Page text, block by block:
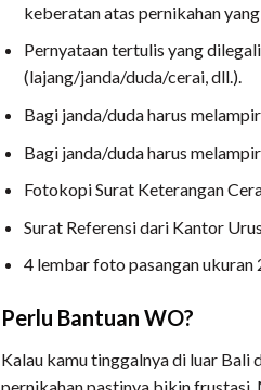
keberatan atas pernikahan
Pernyataan tertulis yang
(lajang/janda/duda/cerai, dll.).
Bagi janda/duda harus
Bagi janda/duda harus
Fotokopi Surat Keterangan
Surat Referensi dari Kantor
4 lembar foto pasangan ukuran
Perlu Bantuan WO?
Kalau kamu tinggalnya di luar Bali